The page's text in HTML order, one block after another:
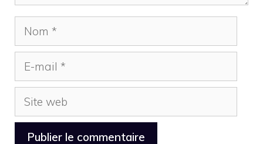
Nom
mail
Site
web